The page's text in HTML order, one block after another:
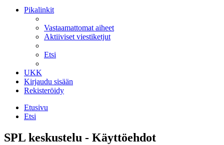
Pikalinkit
Vastaamattomat aiheet
Aktiiviset viestiketjut
Etsi
UKK
Kirjaudu sisään
Rekisteröidy
Etusivu
Etsi
SPL keskustelu - Käyttöehdot